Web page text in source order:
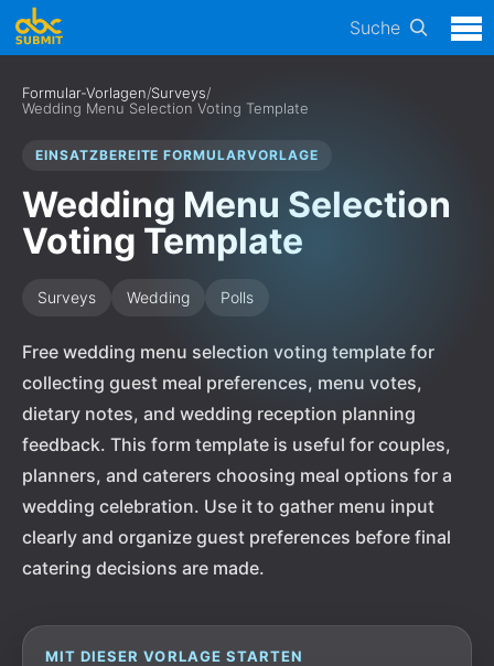
Suche
Formular-Vorlagen/Surveys/
Wedding Menu Selection Voting Template
EINSATZBEREITE FORMULARVORLAGE
Wedding Menu Selection
Voting Template
Surveys Wedding Polls
Free wedding menu selection voting template for
collecting guest meal preferences, menu votes,
dietary notes, and wedding reception planning
feedback. This form template is useful for couples,
planners, and caterers choosing meal options for a
wedding celebration. Use it to gather menu input
clearly and organize guest preferences before final
catering decisions are made.
MIT DIESER VORLAGE STARTEN